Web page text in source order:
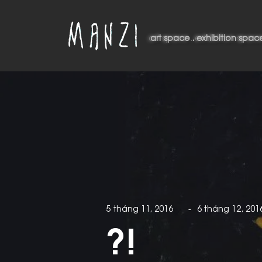
art space . exhibition
art space . exhibition
?!
- 6 tháng 12,
5 tháng 11, 2016